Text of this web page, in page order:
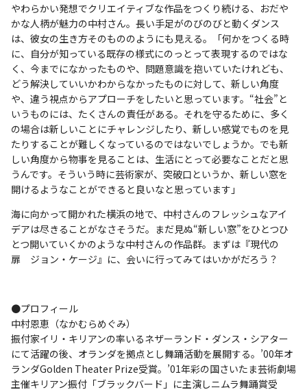
やわらかい発想でクリエイティブな作品をつくり続ける、おだや
かな人柄が魅力の中村さん。長い手足がのびのびと動くダンス
は、彼女の生き方そのもののようにも見える。「何かをつくる時
に、自分が知っている既存の様式にのっとって表現するのではな
く、今までになかったものや、問題意識を抱いていたけれども、
どう解決していいかわからなかったものに対して、新しい角度
や、違う視点からアプローチをしたいと思っています。“社会”と
いうものには、たくさんの責任がある。それを守るために、多く
の場合は新しいことにチャレンジしたり、新しい感覚でものを見
たりすることが難しくなっているのではないでしょうか。でも新
しい角度から物事を見ることは、生活にとって必要なことだと思
うんです。そういう時に芸術家が、突破口というか、新しい窓を
開けるようなことができると良いなと思っています」
海に向かって開かれた横浜の地で、中村さんのフレッシュなアイ
デアは尽きることがなさそうだ。まだ見ぬ“新しい窓”をひとつひ
とつ開いていくかのような中村さんの作品群。まずは『現代の
扉 ジョン・ケージ』に、会いに行ってみてはいかがだろう？
●プロフィール
中村恩恵（なかむらめぐみ）
振付家イリ・キリアンの率いるネザーランド・ダンス・シアター
にて活躍の後、オランダを拠点とし舞踊活動を展開する。’00年オ
ランダGolden Theater Prize受賞。’01年彩の国さいたま芸術劇場
主催キリアン振付「ブラックバード」に主演しニムラ舞踊賞受